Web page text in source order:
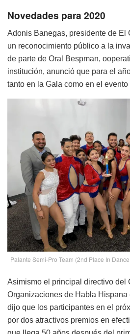
Novedades para 2020
Adonis Banegas, presidente de El
un reconocimiento público a la
de parte de Oral Bespman,
institución, anunció que para el
tanto en la Gala como en el evento
Palante Semi-Pro Team (2nd Place In
Asimismo el principal directivo del
Organizaciones de Habla
dijo que los participantes en el
por dos atractivos premios en